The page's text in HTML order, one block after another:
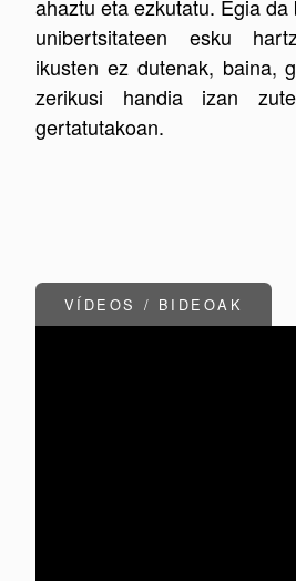
ahaztu eta ezkutatu. Egia
unibertsitateen esku
ikusten ez dutenak, baina,
zerikusi handia izan
gertatutakoan.
VÍDEOS / BIDEOAK